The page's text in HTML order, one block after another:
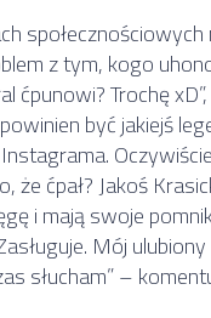
z tym, kogo
ćpunowi? Trochę
być jakiejś
że ćpał? Jakoś
i mają swoje
Mój
słucham” –